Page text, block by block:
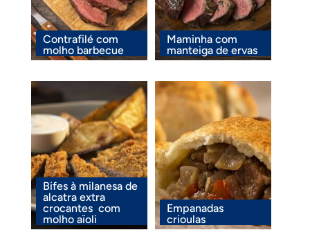
Contrafilé com
molho barbecue
Maminha com
manteiga de ervas
Bifes à milanesa de
alcatra extra
crocantes com
molho aïoli
Empanadas
crioulas